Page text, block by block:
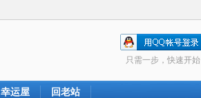
只需一步，快速开始
幸运屋 回老站